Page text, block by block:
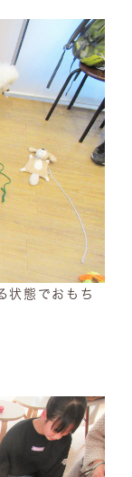
状態でおもち